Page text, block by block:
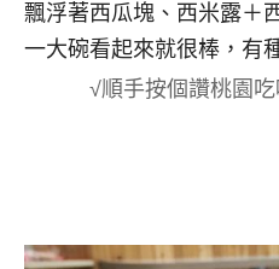
飄浮著西瓜塊、西米露＋
一大碗看起來就很棒，有
√順手按個讚桃園